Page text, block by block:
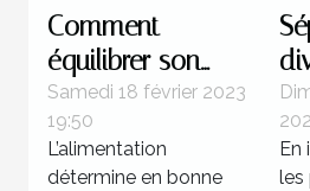
Comment
équilibrer son
alimentation ?
Samedi 18 février 2023
19:50
L’alimentation
détermine en bonne
En
les